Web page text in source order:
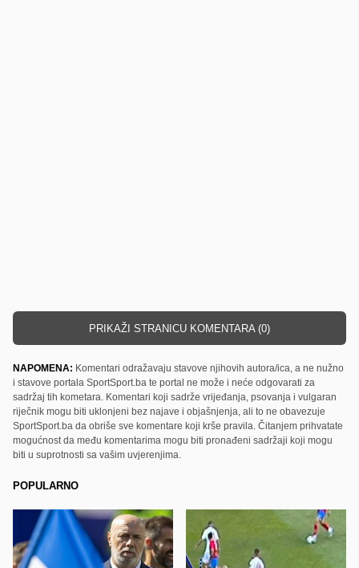
PRIKAŽI STRANICU KOMENTARA (0)
NAPOMENA: Komentari odražavaju stavove njihovih autora/ica, a ne nužno
i stavove portala SportSport.ba te portal ne može i neće odgovarati za
sadržaj tih kometara. Komentari koji sadrže vrijeđanja, psovanja i vulgaran
riječnik mogu biti uklonjeni bez najave i objašnjenja, ali to ne obavezuje
SportSport.ba da obriše sve komentare koji krše pravila. Čitanjem prihvatate
mogućnost da među komentarima mogu biti pronađeni sadržaji koji mogu
biti u suprotnosti sa vašim uvjerenjima.
POPULARNO